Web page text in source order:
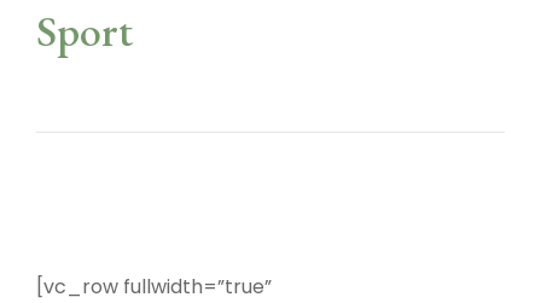
Sport
[vc_row fullwidth=”true”